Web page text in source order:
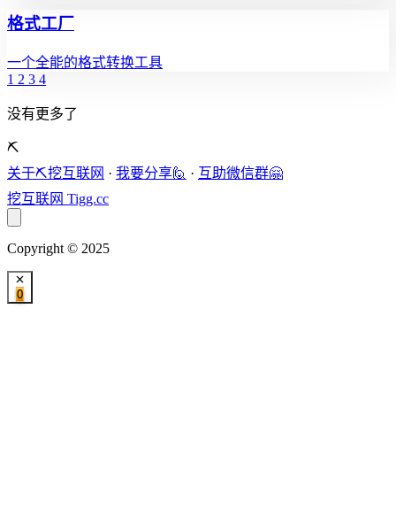
格式工厂
一个全能的格式转换工具
1 2 3 4
没有更多了
⛏️
关于⛏️挖互联网 · 我要分享🙋 · 互助微信群🤗
挖互联网 Tigg.cc
Copyright © 2025
0